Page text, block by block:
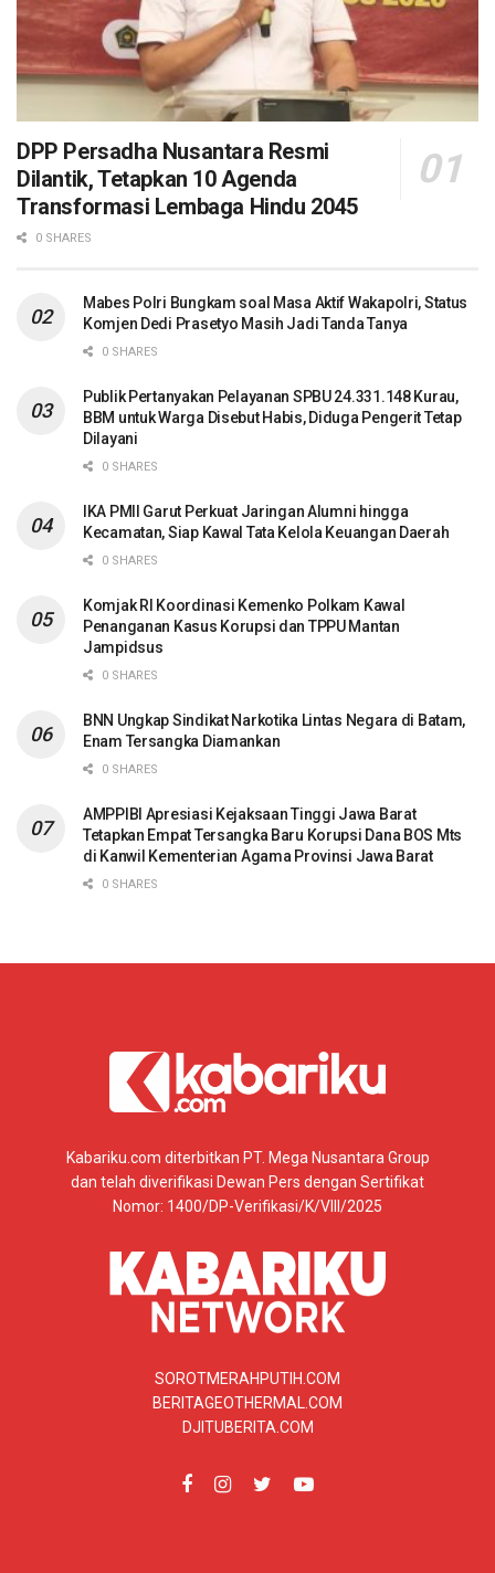
DPP Persadha Nusantara Resmi
Dilantik, Tetapkan 10 Agenda
Transformasi Lembaga Hindu 2045
0 SHARES
Mabes Polri Bungkam soal Masa Aktif Wakapolri, Status
Komjen Dedi Prasetyo Masih Jadi Tanda Tanya
0 SHARES
Publik Pertanyakan Pelayanan SPBU 24.331.148 Kurau,
BBM untuk Warga Disebut Habis, Diduga Pengerit Tetap
Dilayani
0 SHARES
IKA PMII Garut Perkuat Jaringan Alumni hingga
Kecamatan, Siap Kawal Tata Kelola Keuangan Daerah
0 SHARES
Komjak RI Koordinasi Kemenko Polkam Kawal
Penanganan Kasus Korupsi dan TPPU Mantan
Jampidsus
0 SHARES
BNN Ungkap Sindikat Narkotika Lintas Negara di Batam,
Enam Tersangka Diamankan
0 SHARES
AMPPIBI Apresiasi Kejaksaan Tinggi Jawa Barat
Tetapkan Empat Tersangka Baru Korupsi Dana BOS Mts
di Kanwil Kementerian Agama Provinsi Jawa Barat
0 SHARES
Kabariku.com diterbitkan PT. Mega Nusantara Group
dan telah diverifikasi Dewan Pers dengan Sertifikat
Nomor: 1400/DP-Verifikasi/K/VIII/2025
SOROTMERAHPUTIH.COM
BERITAGEOTHERMAL.COM
DJITUBERITA.COM